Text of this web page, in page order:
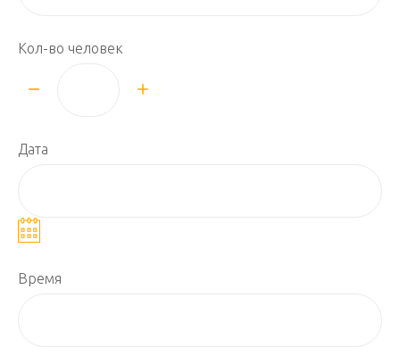
Кол-во человек
Дата
Время